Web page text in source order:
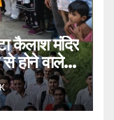
कैलाश मंदिर
होने वाले
शुभारम्भ